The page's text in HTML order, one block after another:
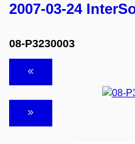
2007-03-24
08-P3230003